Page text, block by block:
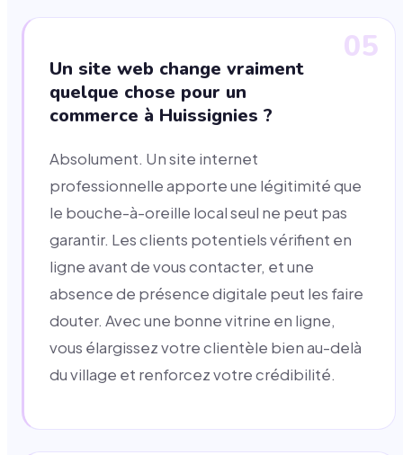
05
Un site web change vraiment
quelque chose pour un
commerce à Huissignies ?
Absolument. Un site internet
professionnelle apporte une légitimité que
le bouche-à-oreille local seul ne peut pas
garantir. Les clients potentiels vérifient en
ligne avant de vous contacter, et une
absence de présence digitale peut les faire
douter. Avec une bonne vitrine en ligne,
vous élargissez votre clientèle bien au-delà
du village et renforcez votre crédibilité.